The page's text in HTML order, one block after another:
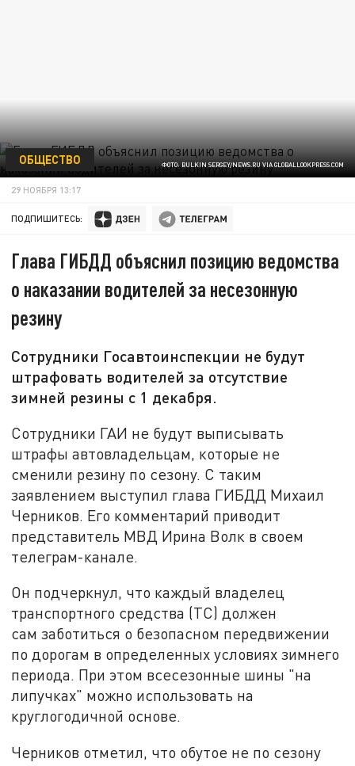
ФОТО: BULKIN SERGEY/NEWS.RU VIA GLOBALLOOKPRESS.COM
ОБЩЕСТВО
29 НОЯБРЯ 13:17
ПОДПИШИТЕСЬ:
Глава ГИБДД объяснил позицию ведомства
о наказании водителей за несезонную
резину
Сотрудники Госавтоинспекции не будут
штрафовать водителей за отсутствие
зимней резины с 1 декабря.
Сотрудники ГАИ не будут выписывать
штрафы автовладельцам, которые не
сменили резину по сезону. С таким
заявлением выступил глава ГИБДД Михаил
Черников. Его комментарий приводит
представитель МВД Ирина Волк в своем
телеграм-канале.
Он подчеркнул, что каждый владелец
транспортного средства (ТС) должен
сам заботиться о безопасном передвижении
по дорогам в определенных условиях зимнего
периода. При этом всесезонные шины "на
липучках" можно использовать на
круглогодичной основе.
Черников отметил, что обутое не по сезону